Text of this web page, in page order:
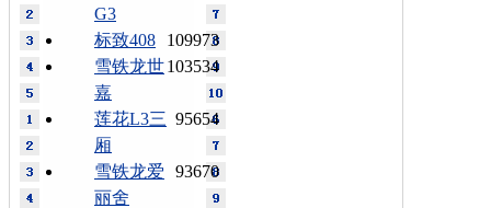
G3
109973
标致408
103534
雪铁龙世
嘉
95654
莲花L3三
厢
93670
雪铁龙爱
丽舍